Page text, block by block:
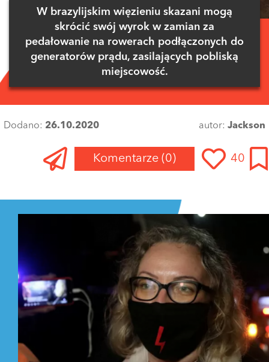
W brazylijskim więzieniu skazani mogą
skrócić swój wyrok w zamian za
pedałowanie na rowerach podłączonych do
generatorów prądu, zasilających pobliską
miejscowość.
Dodano: 26.10.2020 autor: Jackson
Komentarze (0) 40